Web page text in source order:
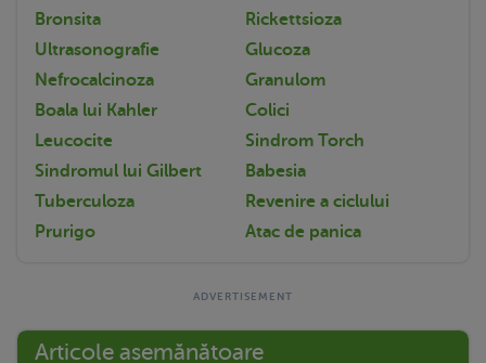
Bronsita
Rickettsioza
Ultrasonografie
Glucoza
Nefrocalcinoza
Granulom
Boala lui Kahler
Colici
Leucocite
Sindrom Torch
Sindromul lui Gilbert
Babesia
Tuberculoza
Revenire a ciclului
Prurigo
Atac de panica
Articole asemănătoare